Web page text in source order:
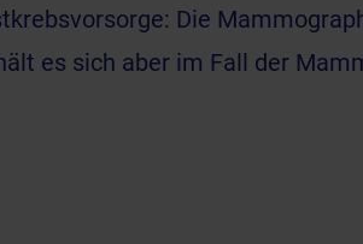
Die
es sich aber im Fall der